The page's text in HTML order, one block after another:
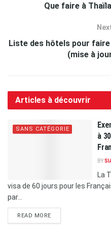
Que faire à
Liste des hôtels pour
(mise à
Articles à découvrir
SANS CATÉGORIE
à
BY
La
visa de 60 jours pour les
par...
READ MORE